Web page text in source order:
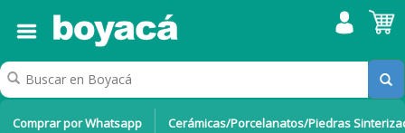
Comprar por Whatsapp Cerámicas/Porcelanatos/Piedras